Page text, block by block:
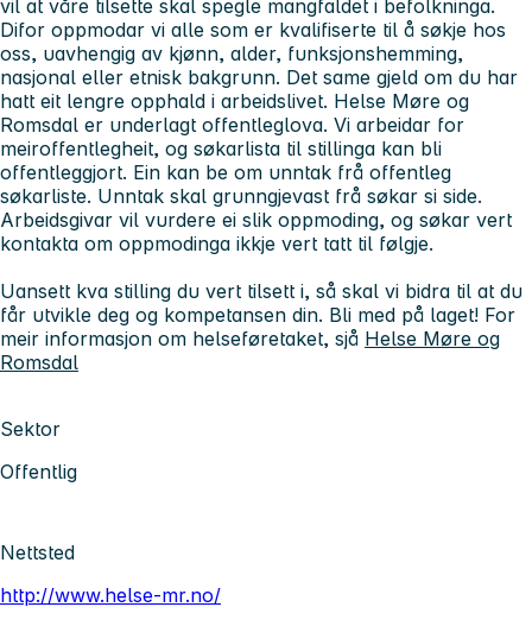
vil at våre tilsette skal spegle mangfaldet i befolkninga.
Difor oppmodar vi alle som er kvalifiserte til å søkje hos
oss, uavhengig av kjønn, alder, funksjonshemming,
nasjonal eller etnisk bakgrunn. Det same gjeld om du har
hatt eit lengre opphald i arbeidslivet. Helse Møre og
Romsdal er underlagt offentleglova. Vi arbeidar for
meiroffentlegheit, og søkarlista til stillinga kan bli
offentleggjort. Ein kan be om unntak frå offentleg
søkarliste. Unntak skal grunngjevast frå søkar si side.
Arbeidsgivar vil vurdere ei slik oppmoding, og søkar vert
kontakta om oppmodinga ikkje vert tatt til følgje.
Uansett kva stilling du vert tilsett i, så skal vi bidra til at du
får utvikle deg og kompetansen din. Bli med på laget! For
meir informasjon om helseføretaket, sjå Helse Møre og
Romsdal
Sektor
Offentlig
Nettsted
http://www.helse-mr.no/